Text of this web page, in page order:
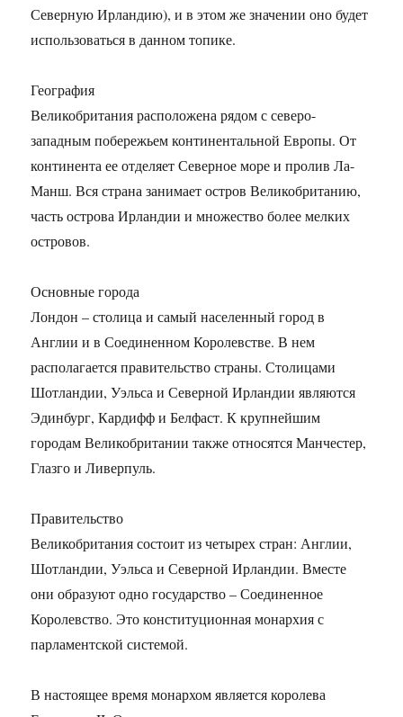
Северную Ирландию), и в этом же значении оно будет
использоваться в данном топике.
География
Великобритания расположена рядом с северо-
западным побережьем континентальной Европы. От
континента ее отделяет Северное море и пролив Ла-
Манш. Вся страна занимает остров Великобританию,
часть острова Ирландии и множество более мелких
островов.
Основные города
Лондон – столица и самый населенный город в
Англии и в Соединенном Королевстве. В нем
располагается правительство страны. Столицами
Шотландии, Уэльса и Северной Ирландии являются
Эдинбург, Кардифф и Белфаст. К крупнейшим
городам Великобритании также относятся Манчестер,
Глазго и Ливерпуль.
Правительство
Великобритания состоит из четырех стран: Англии,
Шотландии, Уэльса и Северной Ирландии. Вместе
они образуют одно государство – Соединенное
Королевство. Это конституционная монархия с
парламентской системой.
В настоящее время монархом является королева